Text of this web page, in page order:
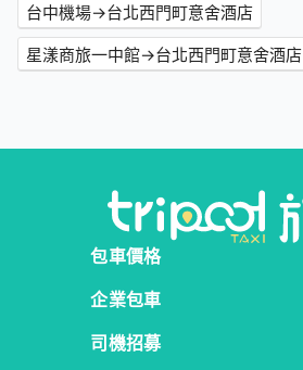
台中機場→台北西門町意舍酒店
星漾商旅一中館→台北西門町意舍酒店
包車價格
企業包車
司機招募